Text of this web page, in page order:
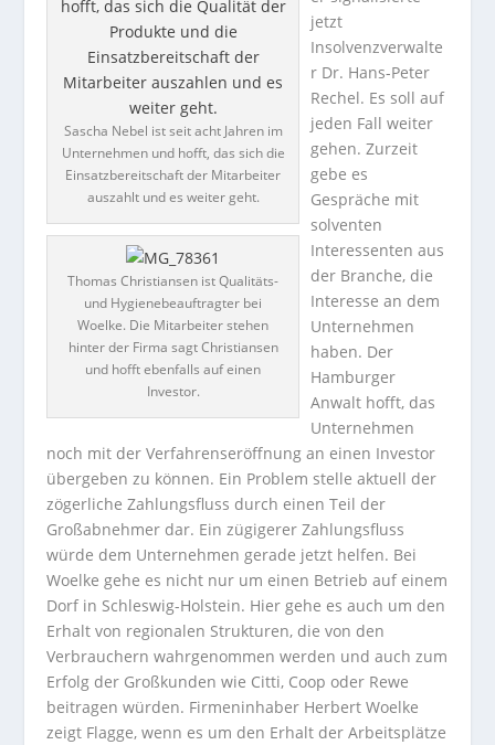
Sascha Nebel ist seit acht Jahren im
Unternehmen und hofft, das sich die
Einsatzbereitschaft der Mitarbeiter
auszahlt und es weiter geht.
Thomas Christiansen ist Qualitäts-
und Hygienebeauftragter bei
Woelke. Die Mitarbeiter stehen
hinter der Firma sagt Christiansen
und hofft ebenfalls auf einen
Investor.
jetzt
Insolvenzverwalte
r Dr. Hans-Peter
Rechel. Es soll auf
jeden Fall weiter
gehen. Zurzeit
gebe es
Gespräche mit
solventen
Interessenten aus
der Branche, die
Interesse an dem
Unternehmen
haben. Der
Hamburger
Anwalt hofft, das
Unternehmen
noch mit der Verfahrenseröffnung an einen Investor
übergeben zu können. Ein Problem stelle aktuell der
zögerliche Zahlungsfluss durch einen Teil der
Großabnehmer dar. Ein zügigerer Zahlungsfluss
würde dem Unternehmen gerade jetzt helfen. Bei
Woelke gehe es nicht nur um einen Betrieb auf einem
Dorf in Schleswig-Holstein. Hier gehe es auch um den
Erhalt von regionalen Strukturen, die von den
Verbrauchern wahrgenommen werden und auch zum
Erfolg der Großkunden wie Citti, Coop oder Rewe
beitragen würden. Firmeninhaber Herbert Woelke
zeigt Flagge, wenn es um den Erhalt der Arbeitsplätze